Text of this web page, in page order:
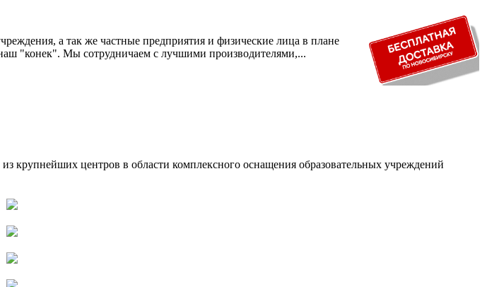
а так же частные предприятия и физические лица в плане
"конек". Мы сотрудничаем с лучшими производителями,...
центров в области комплексного оснащения образовательных учреждений